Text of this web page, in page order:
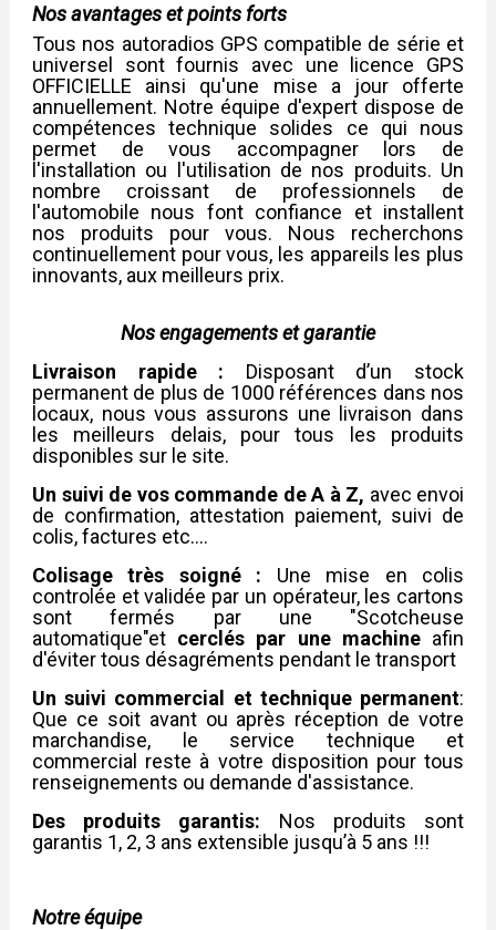
Nos avantages et points forts
Tous nos autoradios GPS compatible de série et
universel sont fournis avec une licence GPS
OFFICIELLE ainsi qu'une mise a jour offerte
annuellement. Notre équipe d'expert dispose de
compétences technique solides ce qui nous
permet de vous accompagner lors de
l'installation ou l'utilisation de nos produits. Un
nombre croissant de professionnels de
l'automobile nous font confiance et installent
nos produits pour vous. Nous recherchons
continuellement pour vous, les appareils les plus
innovants, aux meilleurs prix.
Nos engagements et garantie
Livraison rapide : Disposant d’un stock
permanent de plus de 1000 références dans nos
locaux, nous vous assurons une livraison dans
les meilleurs delais, pour tous les produits
disponibles sur le site.
Un suivi de vos commande de A à Z, avec envoi
de confirmation, attestation paiement, suivi de
colis, factures etc....
Colisage très soigné : Une mise en colis
controlée et validée par un opérateur, les cartons
sont fermés par une "Scotcheuse
automatique"et cerclés par une machineafin
d'éviter tous désagréments pendant le transport
Un suivi commercial et technique permanent:
Que ce soit avant ou après réception de votre
marchandise, le service technique et
commercial reste à votre disposition pour tous
renseignements ou demande d'assistance.
Des produits garantis: Nos produits sont
garantis 1, 2, 3 ans extensible jusqu’à 5 ans !!!
Notre équipe